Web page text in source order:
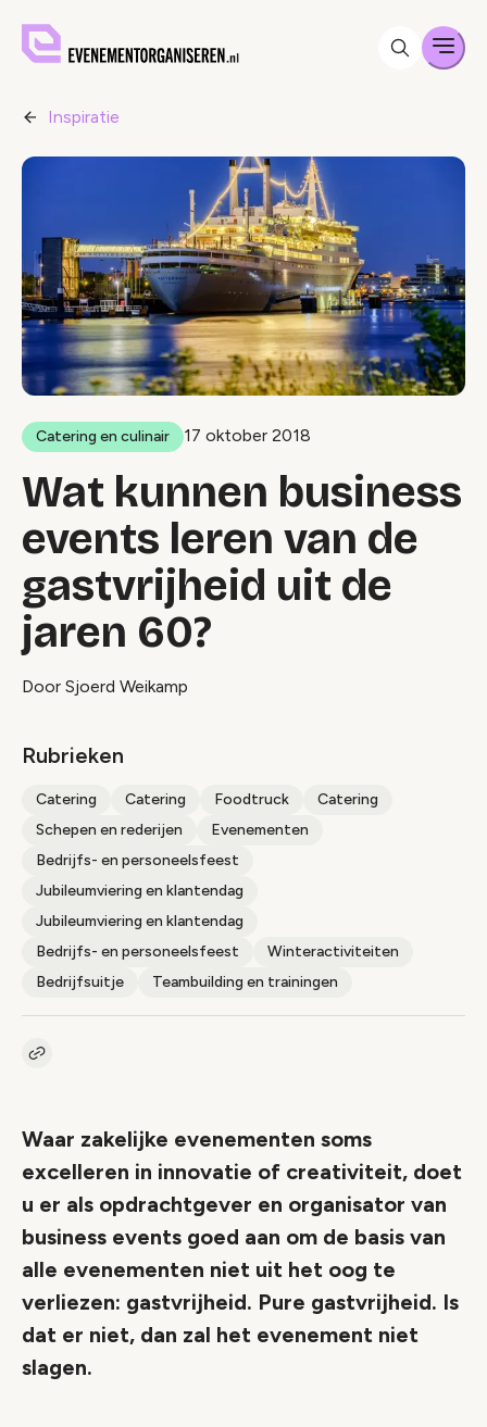
Inspiratie
Catering en culinair 17 oktober 2018
Wat kunnen business
events leren van de
gastvrijheid uit de
jaren 60?
Door Sjoerd Weikamp
Rubrieken
Catering Catering Foodtruck
Catering
Schepen en rederijen
Evenementen
Bedrijfs- en personeelsfeest
Jubileumviering en klantendag
Jubileumviering en klantendag
Bedrijfs- en personeelsfeest
Winteractiviteiten
Bedrijfsuitje
Teambuilding en trainingen
Kopieer link naar artikel
Waar zakelijke evenementen soms
excelleren in innovatie of creativiteit, doet
u er als opdrachtgever en organisator van
business events goed aan om de basis van
alle evenementen niet uit het oog te
verliezen: gastvrijheid. Pure gastvrijheid. Is
dat er niet, dan zal het evenement niet
slagen.